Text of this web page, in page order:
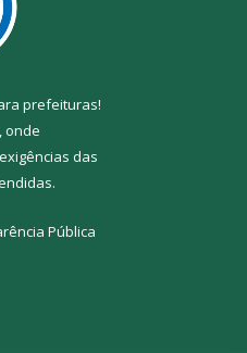
prefeituras!
onde
das
Pública